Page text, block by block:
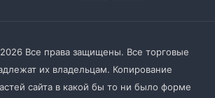
Все права защищены. Все торговые
их владельцам. Копирование
сайта в какой бы то ни было форме